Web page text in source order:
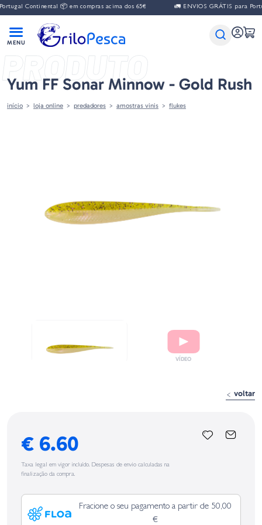
Continental 📦 em compras acima dos 65€ 🚛 ENVIOS GRÁTIS para Portugal
PRODUTO
Yum FF Sonar Minnow - Gold Rush
início loja online predadores amostras vinis flukes
voltar
€ 6.60
Taxa legal em vigor incluído. Despesas de envio calculadas na
finalização da compra.
Fracione o seu pagamento a partir de 50,00
€